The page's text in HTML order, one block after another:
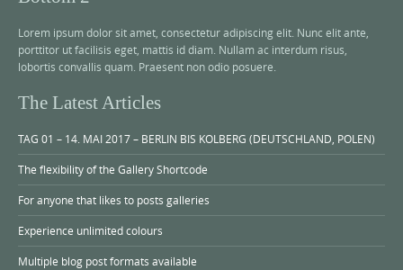
Lorem ipsum dolor sit amet, consectetur adipiscing elit. Nunc elit ante,
porttitor ut facilisis eget, mattis id diam. Nullam ac interdum risus,
lobortis convallis quam. Praesent non odio posuere.
The Latest Articles
TAG 01 – 14. MAI 2017 – BERLIN BIS KOLBERG (DEUTSCHLAND, POLEN)
The flexibility of the Gallery Shortcode
For anyone that likes to posts galleries
Experience unlimited colours
Multiple blog post formats available